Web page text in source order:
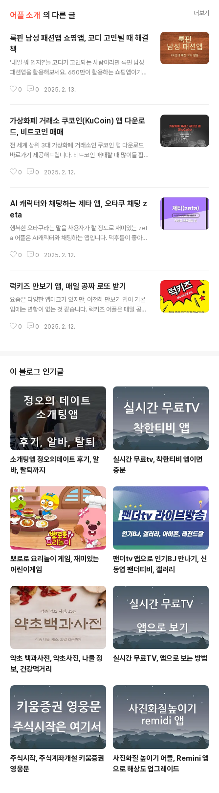
어플 소개 의 다른 글 더보기
룩핀 남성 패션앱 쇼핑앱, 코디 고민될 때 해결
책
'내일 뭐 입지?'늘 코디가 고민되는 사람이라면 룩핀 남성
패션앱을 활용해보세요. 650만이 활용하는 쇼핑앱이기도
사람이라면 무조건 좋아할 수밖에 없는 어플입니다.색상,
도 합니다. 옷 잘입고 싶은 남자라면 꼭 서야 할 필수앱. 룩
핀 패션앱 주요 정보 - 패션을 잘 모르는 사람도 옷을 잘 입
을 수 있게 되는 앱- 4만여 개의 추천 코디- 요즘 코디 살펴
보기- 1,000여 개의 남자 쇼핑몰, 브랜드 입점- 매일 100
혜택- 한 개만 구매해도 배송비 0원- 다운로드 : 안드로이
0 0 2025. 2. 13.
가상화폐 거래소 쿠코인(KuCoin) 앱 다운로
드, 비트코인 매매
전 세계 상위 3대 가상화폐 거래소인 쿠코인 앱 다운로드
바로가기 제공해드립니다. 비트코인 매매할 때 많이들 활
활용도가 매우 높은 KuCoin앱입니다.암호화폐 거래소는
스가 넘사벽 1등을 하고 있기도 했지만, 미국에 자꾸 두드
려 맞으면서 많은 사람들이 다양한 거래소를 활용하게 되
는 것 같습니다. 쿠코인 거래소는 손에 꼽히는 곳이기에 안
전하고, 어지간한 코인이 다 있으니 활용도가 좋습니다. 쿠
여 가지의 코인 거래 가능- 신용카드 사용하여 간편하게 가
0 0 2025. 2. 12.
AI 캐릭터와 채팅하는 제타 앱, 오타쿠 채팅 z
eta
행복한 오타쿠라는 말을 사용자가 할 정도로 재미있는 zet
a 어플은 AI캐릭터와 채팅하는 앱입니다. 덕후들이 좋아하
싶네요. 제타 앱은 1일 평균 2시간이 넘을 정도로 잘못하면
수없이 시도되었지만 제대로 성공하지 못했던 AI와 대화하
기가 엄청나게 좋아졌습니다. 이제는 오덕들도 빠져들게
될 정도가 되었으니까요. 제타 앱은 그 중심에 있지 않나 싶
성, 해당 캐릭터와 채팅하기- 다양한 설정 세팅 가능 : 두 얼
0 0 2025. 2. 12.
럭키즈 만보기 앱, 매일 공짜 로또 받기
요즘은 다양한 앱테크가 있지만, 여전히 만보기 앱이 기본
임에는 변함이 없는 것 같습니다. 럭키즈 어플은 매일 공짜
앱입니다. 걷기 좋아하는 분들에게 또 추가해야 할 게 생겼
고 활용하는데, 나름 괜찮은 것 같습니다. 그러다가 혜택을
줄이거나 하면 지워버리곤 하지요.럭키즈 만보기 앱 주요
기능 - 걷기 미션 : 1,000보, 3,000보, 5,000보, 10,000
보- 하루 최대 로또 10장 받기 가능- 맘에 드는 숫자 6개
선택- 출석 미션 : 로또 1장- 보너스 미션 : 광고 시청 후..
0 0 2025. 2. 12.
이 블로그 인기글
소개팅앱 정오의데이트 후기, 알
바, 탈퇴까지
실시간 무료tv, 착한티비 앱이면
충분
뽀로로 요리놀이 게임, 재미있는
어린이게임
팬더tv 앱으로 인기BJ 만나기, 신
동엽 팬더티비, 갤러리
약초 백과사전, 약초사진, 나물 정
보, 건강먹거리
실시간 무료TV, 앱으로 보는 방법
주식시작, 주식계좌개설 키움증권
영웅문
사진화질 높이기 어플, Remini 앱
으로 해상도 업그레이드